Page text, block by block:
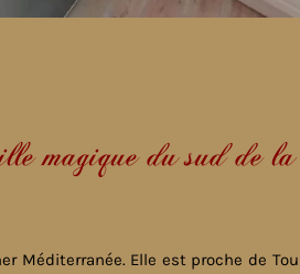
magique du sud de
Elle est proche de